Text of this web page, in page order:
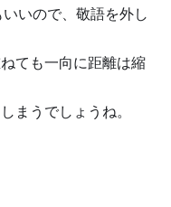
いので、敬語を外し
ても一向に距離は縮
まうでしょうね。